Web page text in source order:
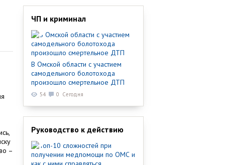
–
ЧП и криминал
В Омской области с участием
самодельного болотохода
произошло смертельное ДТП
54 0 Сегодня
Руководство к действию